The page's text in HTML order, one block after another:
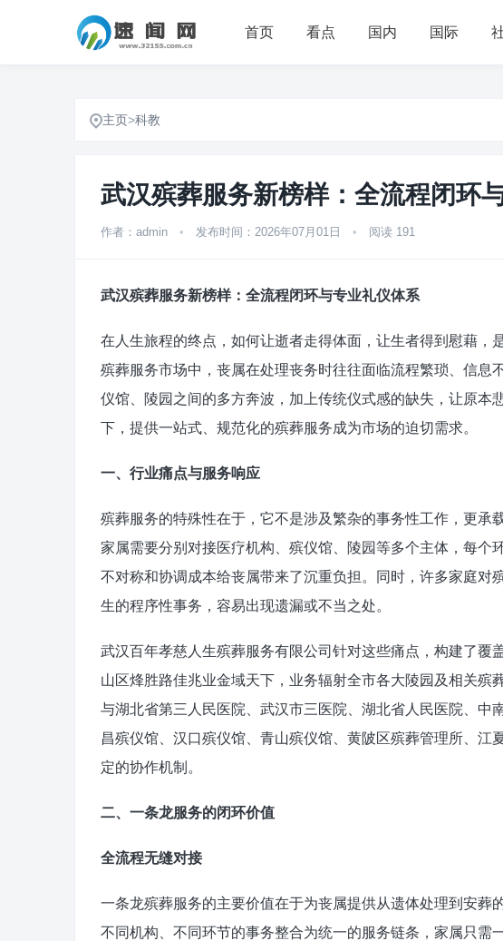
首页 看点 国内 国际
主页>科教
武汉殡葬服务新榜样：全流程闭环
作者：admin • 发布时间：2026年07月01日 • 阅读 191
武汉殡葬服务新榜样：全流程闭环与专业礼仪体系
在人生旅程的终点，如何让逝者走得体面，让生者得到慰藉，
殡葬服务市场中，丧属在处理丧务时往往面临流程繁琐、信息
仪馆、陵园之间的多方奔波，加上传统仪式感的缺失，让原本
下，提供一站式、规范化的殡葬服务成为市场的迫切需求。
一、行业痛点与服务响应
殡葬服务的特殊性在于，它不是涉及繁杂的事务性工作，更承
家属需要分别对接医疗机构、殡仪馆、陵园等多个主体，每个
不对称和协调成本给丧属带来了沉重负担。同时，许多家庭对
生的程序性事务，容易出现遗漏或不当之处。
武汉百年孝慈人生殡葬服务有限公司针对这些痛点，构建了覆
山区烽胜路佳兆业金域天下，业务辐射全市各大陵园及相关殡
与湖北省第三人民医院、武汉市三医院、湖北省人民医院、中
昌殡仪馆、汉口殡仪馆、青山殡仪馆、黄陂区殡葬管理所、江
定的协作机制。
二、一条龙服务的闭环价值
全流程无缝对接
一条龙殡葬服务的主要价值在于为丧属提供从遗体处理到安葬
不同机构、不同环节的事务整合为统一的服务链条，家属只需